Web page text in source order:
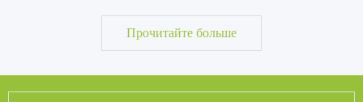
Прочитайте больше